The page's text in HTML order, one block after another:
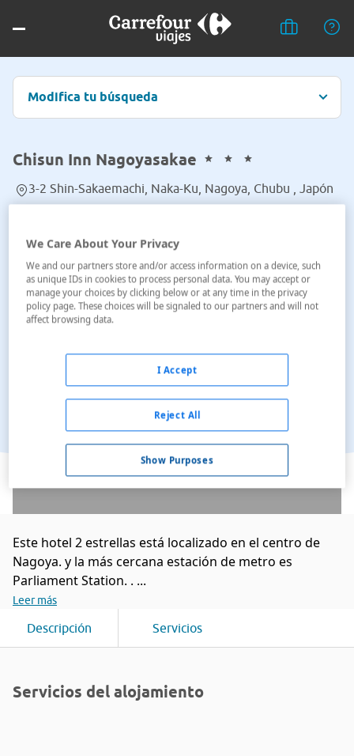
Modifica tu búsqueda
Chisun Inn Nagoyasakae
3-2 Shin-Sakaemachi, Naka-Ku, Nagoya, Chubu , Japón
Ver en el mapa
Este hotel 2 estrellas está localizado en el centro de
Nagoya. y la más cercana estación de metro es
Parliament Station. . ...
Leer más
Descripción Servicios
Servicios del alojamiento
We Care About Your Privacy
We and our partners store and/or access information on a device, such
as unique IDs in cookies to process personal data. You may accept or
manage your choices by clicking below or at any time in the privacy
policy page. These choices will be signaled to our partners and will not
affect browsing data.
Show Purposes
Reject All
I Accept